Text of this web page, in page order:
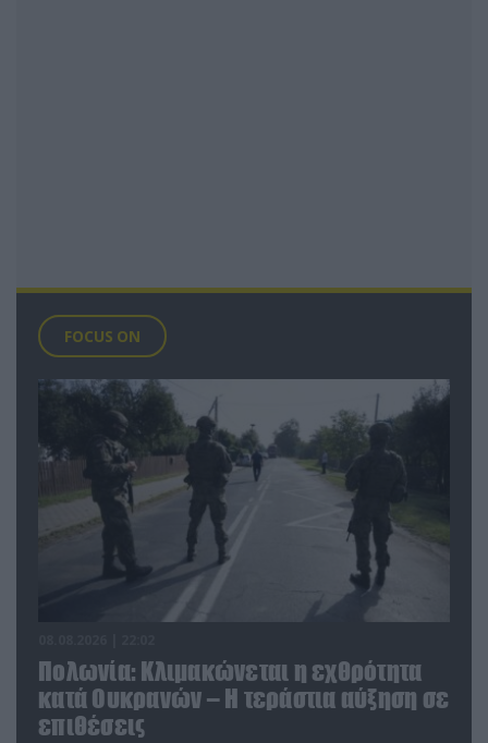
FOCUS ON
Πολωνία: Κλιμακώνεται η εχθρότητα
κατά Ουκρανών – Η τεράστια αύξηση σε
επιθέσεις